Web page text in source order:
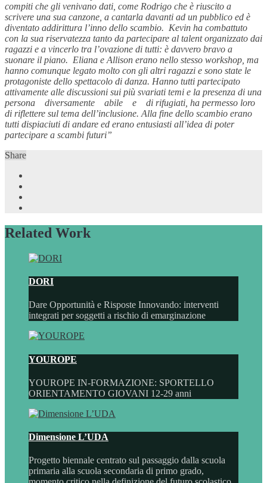
compiti che gli venivano dati, come Rodrigo che è riuscito a
scrivere una sua canzone, a cantarla davanti ad un pubblico ed è
diventato addirittura l’inno dello scambio. Kevin ha combattuto
con la sua riservatezza tanto da partecipare al talent organizzato dai
ragazzi e a vincerlo tra l’ovazione di tutti: è davvero bravo a
suonare il piano. Eliana e Allison erano nello stesso workshop, ma
hanno comunque legato molto con gli altri ragazzi e sono state le
protagoniste dello spettacolo di danza. Hanno tutti partecipato
attivamente alle discussioni sui più svariati temi e la presenza di una
persona diversamente abile e di rifugiati, ha permesso loro
di riflettere sul tema dell’inclusione. Alla fine dello scambio erano
tutti dispiaciuti di andare ed erano entusiasti all’idea di poter
partecipare a scambi futuri”
Share
Related Work
DORI
Dare Opportunità e Risposte Innovando: interventi
integrati per soggetti a rischio di emarginazione
YOUROPE
YOUROPE IN-FORMAZIONE: SPORTELLO
ORIENTAMENTO GIOVANI 12-29 anni
Dimensione L’UDA
Progetto biennale centrato sul passaggio dalla scuola
primaria alla scuola secondaria di primo grado,